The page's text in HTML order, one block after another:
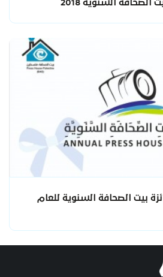
الصحافة السنوية 2018
بيت الصحافة السنوية للعام